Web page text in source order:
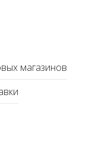
магазинов